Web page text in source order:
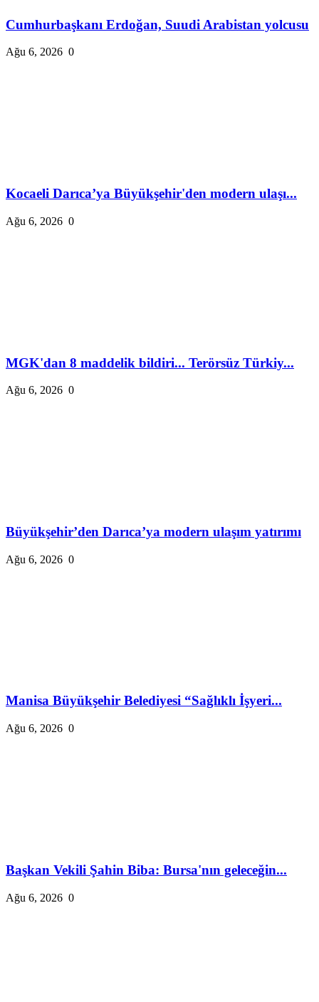
Cumhurbaşkanı Erdoğan, Suudi Arabistan yolcusu
Ağu 6, 2026 0
Kocaeli Darıca’ya Büyükşehir'den modern ulaşı...
Ağu 6, 2026 0
MGK'dan 8 maddelik bildiri... Terörsüz Türkiy...
Ağu 6, 2026 0
Büyükşehir’den Darıca’ya modern ulaşım yatırımı
Ağu 6, 2026 0
Manisa Büyükşehir Belediyesi “Sağlıklı İşyeri...
Ağu 6, 2026 0
Başkan Vekili Şahin Biba: Bursa'nın geleceğin...
Ağu 6, 2026 0